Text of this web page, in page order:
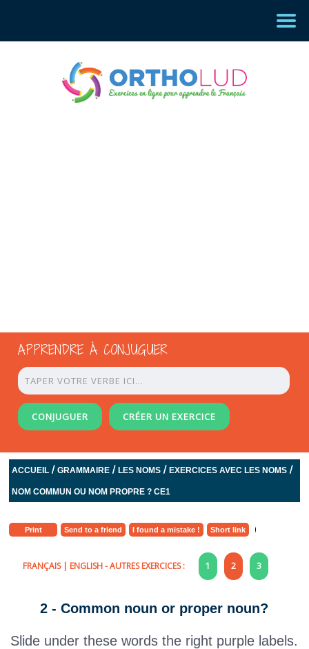
APPRENDRE À CONJUGUER
CONJUGUER CRÉER UN EXERCICE
ACCUEIL /GRAMMAIRE /LES NOMS /EXERCICES AVEC LES NOMS /
NOM COMMUN OU NOM PROPRE ? CE1
Print Send to a friend I found a mistake ! Short link
FRANÇAIS| ENGLISH- AUTRES EXERCICES : 1 2 3
2 - Common noun or proper noun?
Slide under these words the right purple labels.